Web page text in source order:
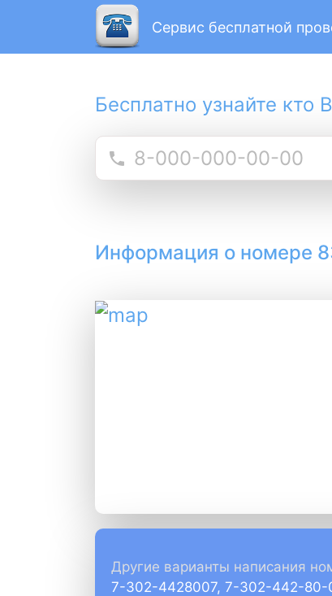
Сервис бесплатной
Бесплатно узнайте кто
Информация о номере
Другие варианты написания
7-302-4428007, 7-302-442-80-